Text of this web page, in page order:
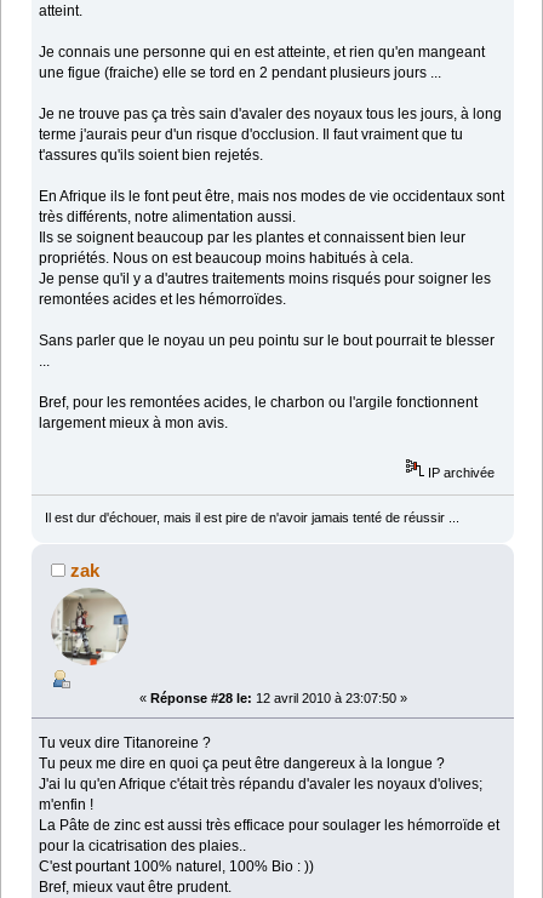
atteint.
Je connais une personne qui en est atteinte, et rien qu'en mangeant
une figue (fraiche) elle se tord en 2 pendant plusieurs jours ...
Je ne trouve pas ça très sain d'avaler des noyaux tous les jours, à long
terme j'aurais peur d'un risque d'occlusion. Il faut vraiment que tu
t'assures qu'ils soient bien rejetés.
En Afrique ils le font peut être, mais nos modes de vie occidentaux sont
très différents, notre alimentation aussi.
Ils se soignent beaucoup par les plantes et connaissent bien leur
propriétés. Nous on est beaucoup moins habitués à cela.
Je pense qu'il y a d'autres traitements moins risqués pour soigner les
remontées acides et les hémorroïdes.
Sans parler que le noyau un peu pointu sur le bout pourrait te blesser
Bref, pour les remontées acides, le charbon ou l'argile fonctionnent
largement mieux à mon avis.
IP archivée
Il est dur d'échouer, mais il est pire de n'avoir jamais tenté de réussir ...
zak
« Réponse #28 le: 12 avril 2010 à 23:07:50 »
Tu veux dire Titanoreine ?
Tu peux me dire en quoi ça peut être dangereux à la longue ?
J'ai lu qu'en Afrique c'était très répandu d'avaler les noyaux d'olives;
m'enfin !
La Pâte de zinc est aussi très efficace pour soulager les hémorroïde et
pour la cicatrisation des plaies..
C'est pourtant 100% naturel, 100% Bio : ))
Bref, mieux vaut être prudent.